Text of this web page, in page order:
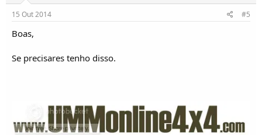
15 Out 2014 #5
Boas,
Se precisares tenho disso.